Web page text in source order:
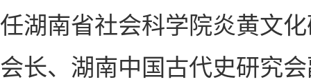
任湖南省社会科学院炎黄文
会长、湖南中国古代史研究